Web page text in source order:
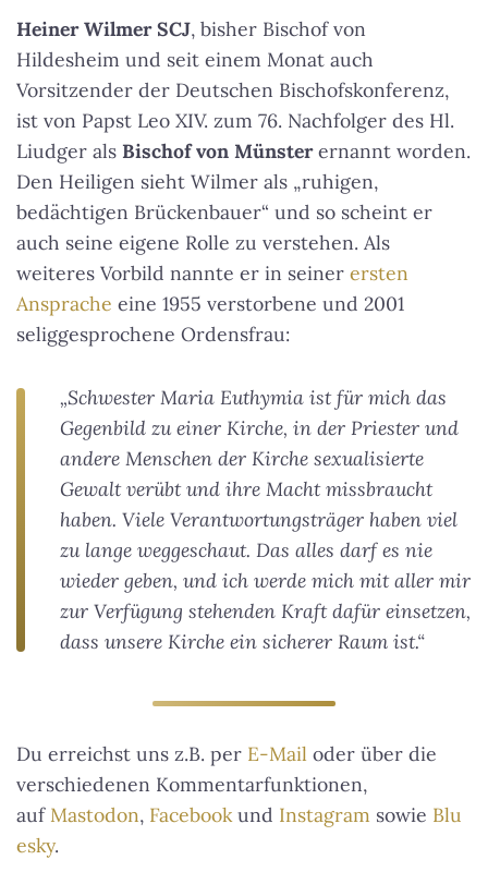
Heiner Wilmer SCJ, bisher Bischof von
Hildesheim und seit einem Monat auch
Vorsitzender der Deutschen Bischofskonferenz,
ist von Papst Leo XIV. zum 76. Nachfolger des Hl.
Liudger als Bischof von Münsterernannt worden.
Den Heiligen sieht Wilmer als „ruhigen,
bedächtigen Brückenbauer“ und so scheint er
auch seine eigene Rolle zu verstehen. Als
weiteres Vorbild nannte er in seiner ersten
Ansprache eine 1955 verstorbene und 2001
seliggesprochene Ordensfrau:
„Schwester Maria Euthymia ist für mich das
Gegenbild zu einer Kirche, in der Priester und
andere Menschen der Kirche sexualisierte
Gewalt verübt und ihre Macht missbraucht
haben. Viele Verantwortungsträger haben viel
zu lange weggeschaut. Das alles darf es nie
wieder geben, und ich werde mich mit aller mir
zur Verfügung stehenden Kraft dafür einsetzen,
dass unsere Kirche ein sicherer Raum ist.“
Du erreichst uns z.B. per E-Mail oder über die
verschiedenen Kommentarfunktionen,
aufMastodon, Facebookund Instagram sowie Blu
esky.